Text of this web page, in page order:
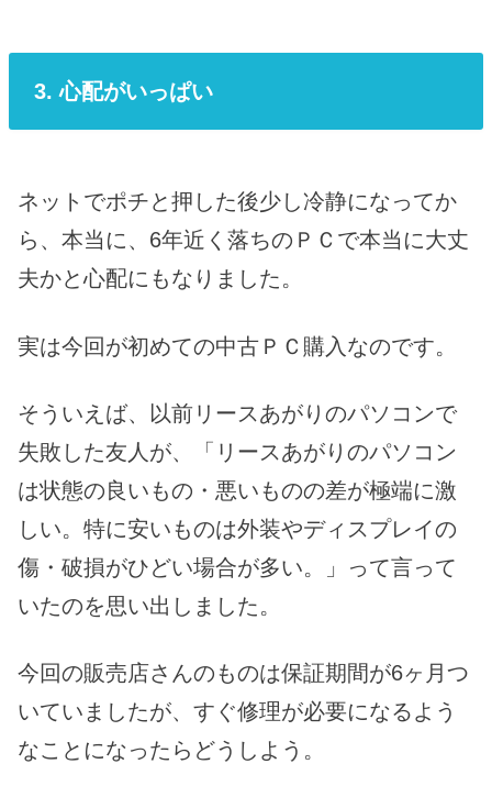
3. 心配がいっぱい
ネットでポチと押した後少し冷静になってか
ら、本当に、6年近く落ちのＰＣで本当に大丈
夫かと心配にもなりました。
実は今回が初めての中古ＰＣ購入なのです。
そういえば、以前リースあがりのパソコンで
失敗した友人が、「リースあがりのパソコン
は状態の良いもの・悪いものの差が極端に激
しい。特に安いものは外装やディスプレイの
傷・破損がひどい場合が多い。」って言って
いたのを思い出しました。
今回の販売店さんのものは保証期間が6ヶ月つ
いていましたが、すぐ修理が必要になるよう
なことになったらどうしよう。